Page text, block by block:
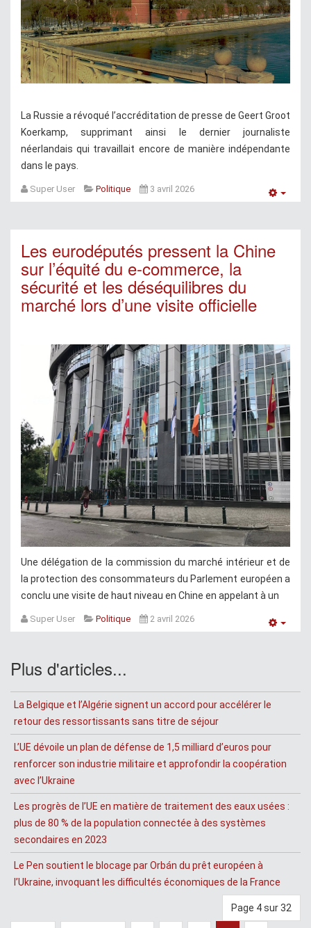
La Russie a révoqué l’accréditation de presse de Geert Groot
Koerkamp, supprimant ainsi le dernier journaliste
néerlandais qui travaillait encore de manière indépendante
dans le pays.
Super User Politique 3 avril 2026
Les eurodéputés pressent la Chine
sur l’équité du e-commerce, la
sécurité et les déséquilibres du
marché lors d’une visite officielle
Une délégation de la commission du marché intérieur et de
la protection des consommateurs du Parlement européen a
conclu une visite de haut niveau en Chine en appelant à un
Super User Politique 2 avril 2026
Plus d'articles...
La Belgique et l’Algérie signent un accord pour accélérer le
retour des ressortissants sans titre de séjour
L’UE dévoile un plan de défense de 1,5 milliard d’euros pour
renforcer son industrie militaire et approfondir la coopération
avec l’Ukraine
Les progrès de l’UE en matière de traitement des eaux usées :
plus de 80 % de la population connectée à des systèmes
secondaires en 2023
Le Pen soutient le blocage par Orbán du prêt européen à
l’Ukraine, invoquant les difficultés économiques de la France
Page 4 sur 32